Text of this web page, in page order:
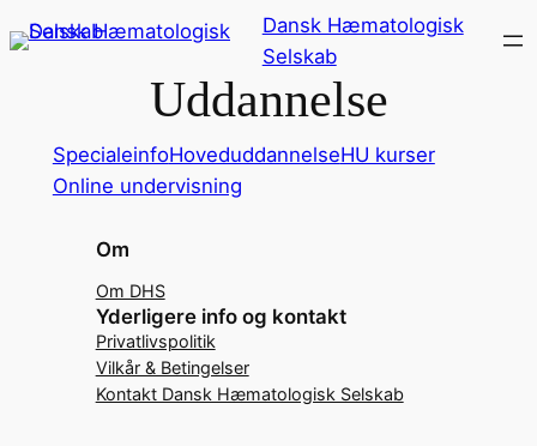
Spring
til
Dansk Hæmatologisk
Selskab
Uddannelse
SpecialeinfoHoveduddannelseHU kurser
Online undervisning
Om
Om DHS
Yderligere info og kontakt
Privatlivspolitik
Vilkår & Betingelser
Kontakt Dansk Hæmatologisk Selskab